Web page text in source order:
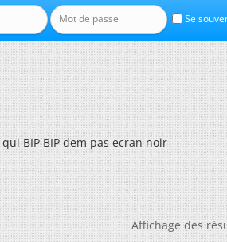
Se
BIP BIP dem pas ecran noir
Affichage des